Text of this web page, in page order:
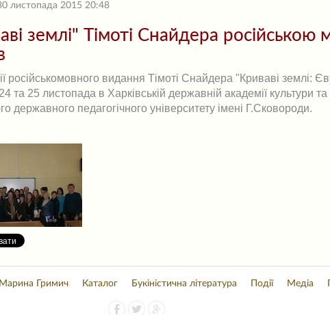
листопада 2015 20:48
землі" Тімоті Снайдера російською
російськомовного видання Тімоті Снайдера "Криваві землі:
та 25 листопада в Харківській державній академії культури
державного педагогічного університету імені Г.Сковороди.
Марина Гримич Каталог Букіністична література Події Медіа